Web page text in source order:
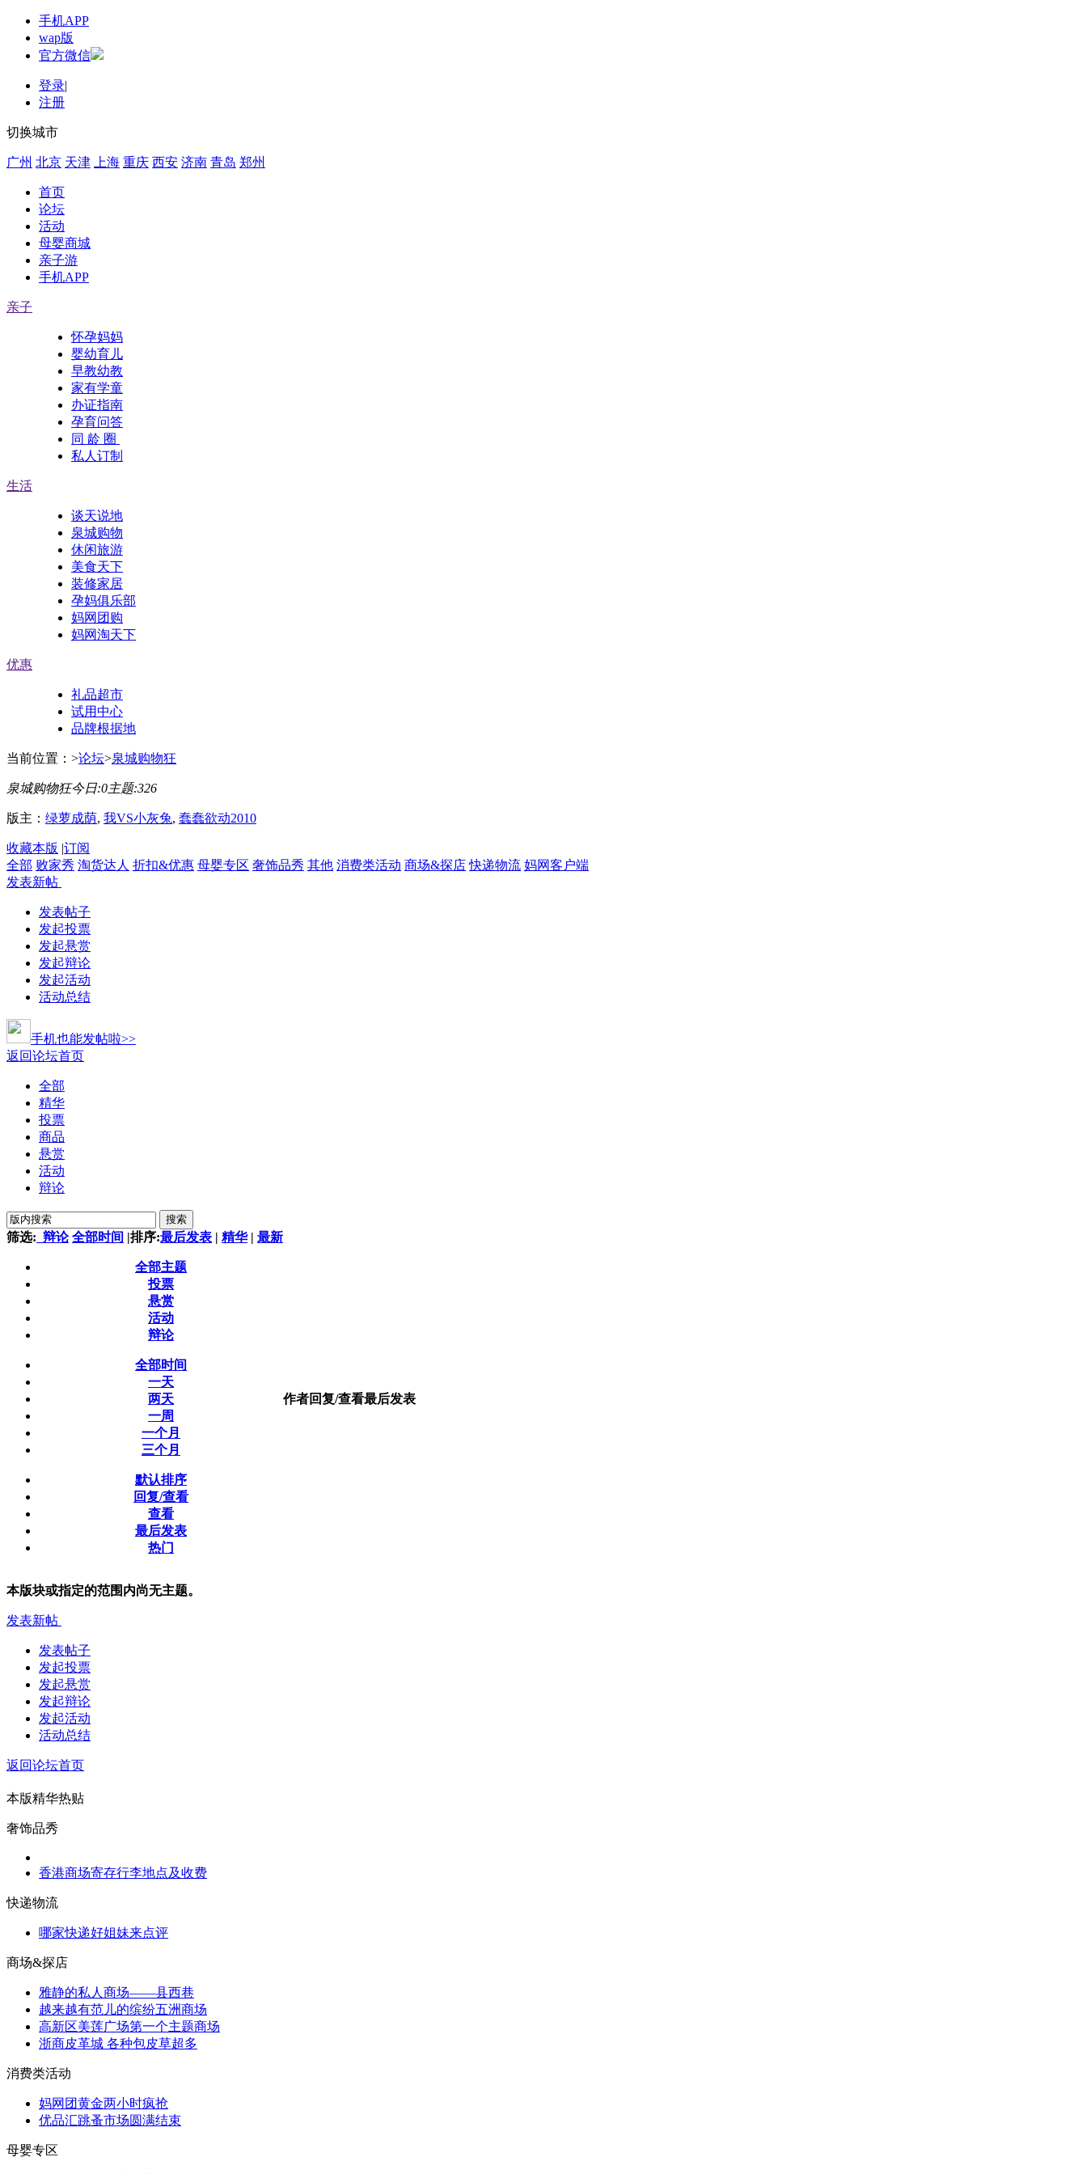
手机APP
wap版
官方微信
登录|
注册
切换城市
广州 北京 天津 上海 重庆 西安 济南 青岛 郑州
首页
论坛
活动
母婴商城
亲子游
手机APP
亲子
怀孕妈妈
婴幼育儿
早教幼教
家有学童
办证指南
孕育问答
同 龄 圈
私人订制
生活
谈天说地
泉城购物
休闲旅游
美食天下
装修家居
孕妈俱乐部
妈网团购
妈网淘天下
优惠
礼品超市
试用中心
品牌根据地
当前位置： >论坛>泉城购物狂
泉城购物狂今日:0主题:326
版主： 绿萝成荫, 我VS小灰兔, 蠢蠢欲动2010
收藏本版 |订阅
全部 败家秀 淘货达人 折扣&优惠 母婴专区 奢饰品秀 其他 消费类活动 商场&探店 快递物流 妈网客户端
发表新帖
发表帖子
发起投票
发起悬赏
发起辩论
发起活动
活动总结
手机也能发帖啦>>
返回论坛首页
全部
精华
投票
商品
悬赏
活动
辩论
搜索
筛选: 辩论 全部时间 |排序:最后发表 | 精华 | 最新
全部主题
投票
悬赏
活动
辩论
全部时间
一天
两天
一周
一个月
三个月
默认排序
回复/查看
查看
最后发表
热门
作者回复/查看最后发表
本版块或指定的范围内尚无主题。
发表新帖
发表帖子
发起投票
发起悬赏
发起辩论
发起活动
活动总结
返回论坛首页
本版精华热贴
奢饰品秀
香港商场寄存行李地点及收费
快递物流
哪家快递好姐妹来点评
商场&探店
雅静的私人商场——县西巷
越来越有范儿的缤纷五洲商场
高新区美莲广场第一个主题商场
浙商皮革城 各种包皮草超多
消费类活动
妈网团黄金两小时疯抢
优品汇跳蚤市场圆满结束
母婴专区